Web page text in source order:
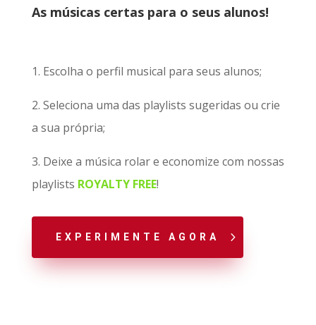
As músicas certas para o seus alunos!
1. Escolha o perfil musical para seus alunos;
2. Seleciona uma das playlists sugeridas ou crie
a sua própria;
3. Deixe a música rolar e economize com nossas
playlists ROYALTY FREE!
EXPERIMENTE AGORA